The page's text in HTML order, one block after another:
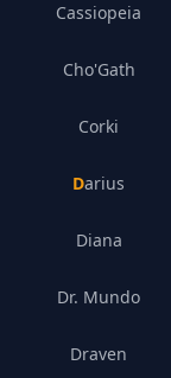
Cassiopeia
Cho'Gath
Corki
Darius
Diana
Dr. Mundo
Draven